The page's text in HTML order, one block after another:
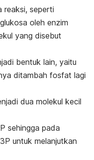
reaksi, seperti
oleh enzim
yang disebut
bentuk lain, yaitu
ditambah fosfat lagi
dua molekul kecil
sehingga pada
untuk melanjutkan